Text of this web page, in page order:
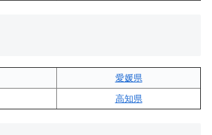
愛媛県
高知県